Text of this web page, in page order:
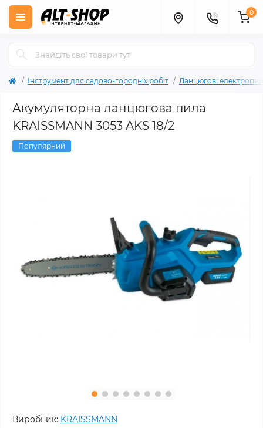
0
Інструмент для садово-городніх робіт Ланцюгові
Акумуляторна ланцюгова пила
KRAISSMANN 3053 AKS 18/2
Популярний
Виробник: KRAISSMANN